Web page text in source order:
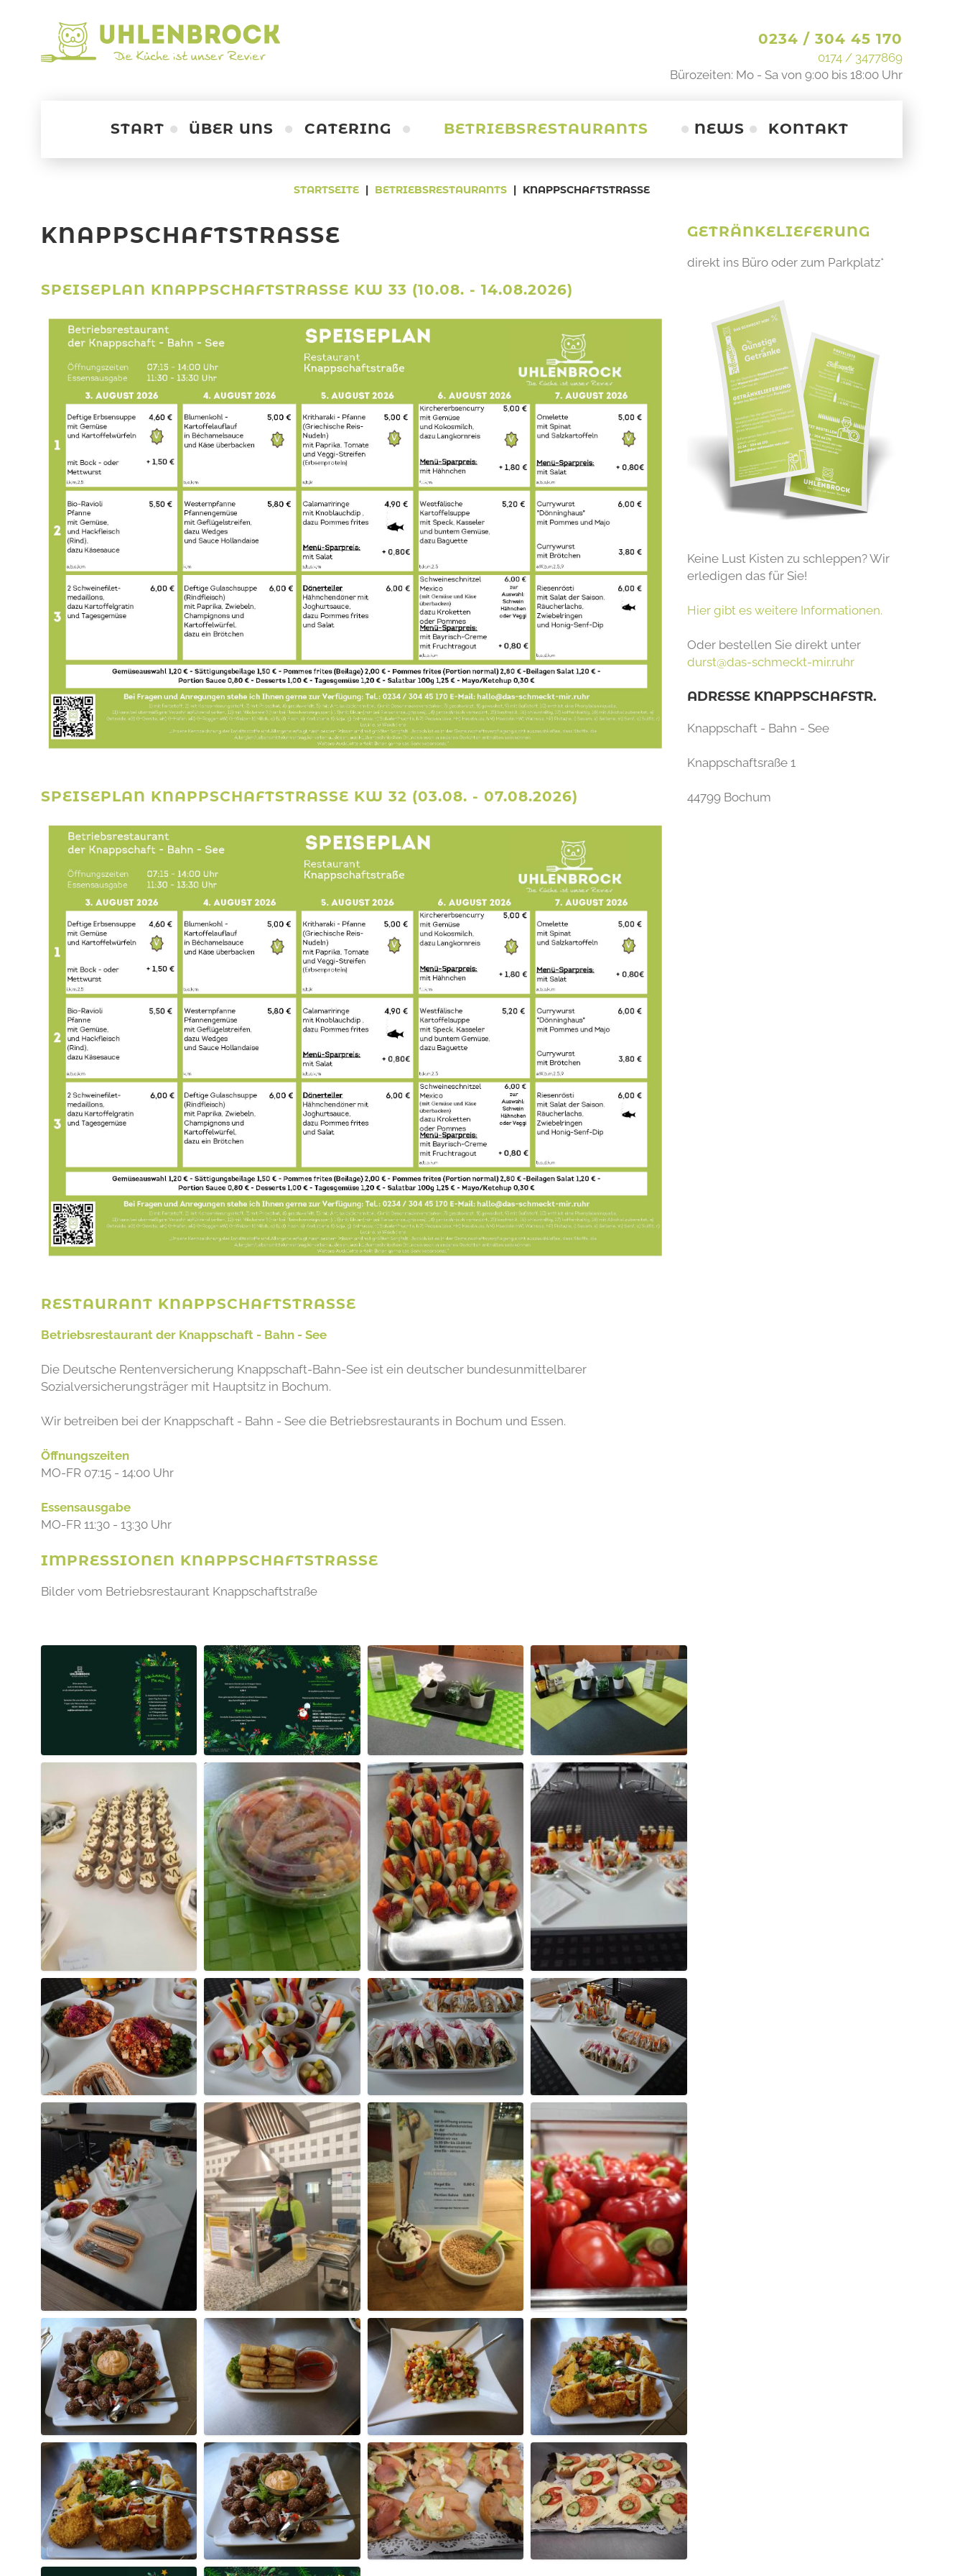
0234 / 304 45 170
0174 / 3477869
Bürozeiten: Mo - Sa von 9:00 bis 18:00 Uhr
START ÜBER UNS CATERING
Service
BETRIEBSRESTAURANTS
Knappschaftstraße
NEWS KONTAKT
STARTSEITE | BETRIEBSRESTAURANTS | KNAPPSCHAFTSTRASSE
KNAPPSCHAFTSTRASSE
SPEISEPLAN KNAPPSCHAFTSTRASSE KW 33 (10.08. - 14.08.2026)
SPEISEPLAN KNAPPSCHAFTSTRASSE KW 32 (03.08. - 07.08.2026)
RESTAURANT KNAPPSCHAFTSTRASSE
Betriebsrestaurant der Knappschaft - Bahn - See
Die Deutsche Rentenversicherung Knappschaft-Bahn-See ist ein deutscher bundesunmittelbarer
Sozialversicherungsträger mit Hauptsitz in Bochum.
Wir betreiben bei der Knappschaft - Bahn - See die Betriebsrestaurants in Bochum und Essen.
Öffnungszeiten
MO-FR 07:15 - 14:00 Uhr
Essensausgabe
MO-FR 11:30 - 13:30 Uhr
IMPRESSIONEN KNAPPSCHAFTSTRASSE
Bilder vom Betriebsrestaurant Knappschaftstraße
GETRÄNKELIEFERUNG
direkt ins Büro oder zum Parkplatz*
Keine Lust Kisten zu schleppen? Wir
erledigen das für Sie!
Hier gibt es weitere Informationen.
Oder bestellen Sie direkt unter
durst@das-schmeckt-mir.ruhr
ADRESSE KNAPPSCHAFSTR.
Knappschaft - Bahn - See
Knappschaftsraße 1
44799 Bochum